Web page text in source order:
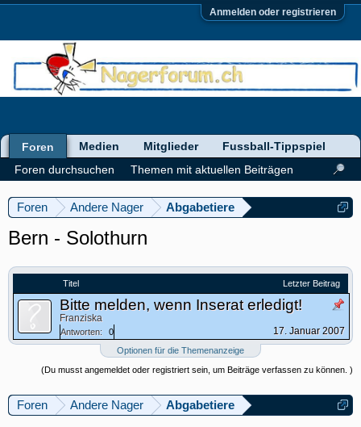
Anmelden oder registrieren
Foren Andere Nager Abgabetiere
Bern - Solothurn
Titel Letzter Beitrag
Bitte melden, wenn Inserat erledigt!
Franziska
Antworten: 0 17. Januar 2007
Optionen für die Themenanzeige
(Du musst angemeldet oder registriert sein, um Beiträge verfassen zu können. )
Foren Andere Nager Abgabetiere
Foren
Foren durchsuchen
Themen mit aktuellen Beiträgen
Medien Mitglieder Fussball-Tippspiel